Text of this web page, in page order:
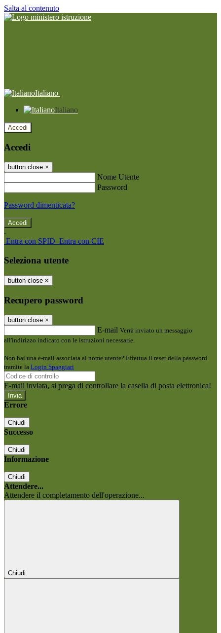
Salta al contenuto
Italiano
Italiano
Accedi
Accedi
button close ×
Nome Utente
Password
Password dimenticata?
-
Entra con SPID Entra con CIE
Seleziona utente
button close ×
Recupero password
button close ×
E-mail Verrà inviato un messaggio
all'indirizzo indicato con le istruzioni necessarie.
Non hai una e-mail associata al nome utente? Effettua il reset della password
tramite la Login Spaggiari
E-mail inviata, si prega di controllare la casella di posta elettronica!
Errore
Chiudi
Successo
Chiudi
Informazione
Chiudi
Attendere...
Attendere il completamento dell'operazione...
Chiudi